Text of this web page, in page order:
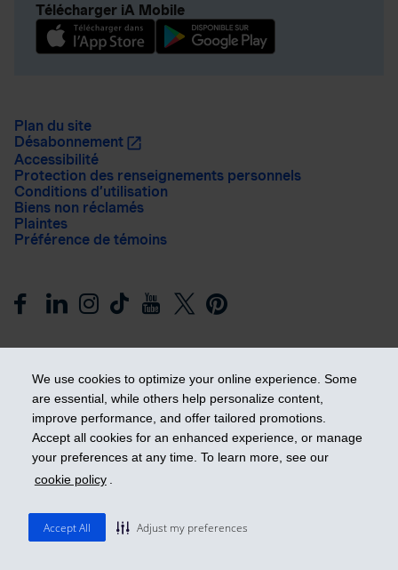
We use cookies to optimize your online experience. Some
are essential, while others help personalize content,
improve performance, and offer tailored promotions.
Accept all cookies for an enhanced experience, or manage
your preferences at any time. To learn more, see our
cookie policy .
Accept All Adjust my preferences
Télécharger iA Mobile
Plan du site
Désabonnement
Accessibilité
Protection des renseignements personnels
Conditions d’utilisation
Biens non réclamés
Plaintes
Préférence de témoins
Prendre les devants